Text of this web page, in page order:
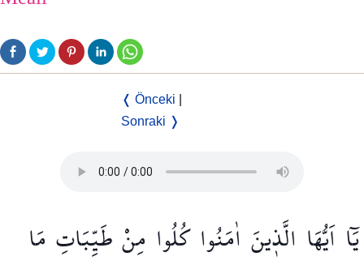
❬ Önceki
Sonraki ❭
يَٓا اَيُّهَا الَّذ۪ينَ اٰمَنُوا كُلُوا مِنْطَيِّبَاتِ مَا